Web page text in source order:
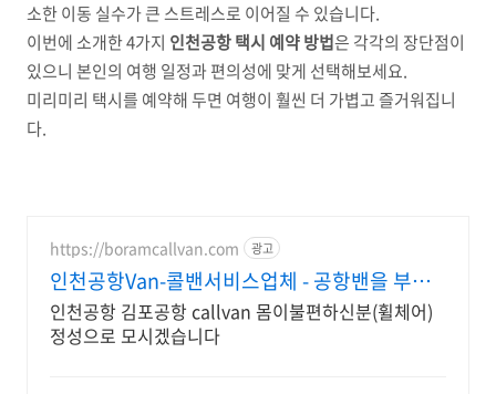
소한 이동 실수가 큰 스트레스로 이어질 수 있습니다.
이번에 소개한 4가지 인천공항 택시 예약 방법은 각각의 장단점이
있으니 본인의 여행 일정과 편의성에 맞게 선택해보세요.
미리미리 택시를 예약해 두면 여행이 훨씬 더 가볍고 즐거워집니
다.
https://boramcallvan.com 광고
인천공항Van-콜밴서비스업체 - 공항밴을 부탁
해! -
인천공항 김포공항 callvan 몸이불편하신분(휠체어)
정성으로 모시겠습니다